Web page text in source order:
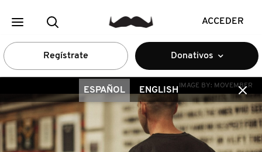
ACCEDER
Regístrate Donativos
ESPAÑOL ENGLISH IMAGE BY: MOVEMBER